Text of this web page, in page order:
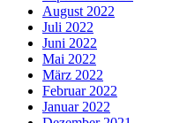
August 2022
Juli 2022
Juni 2022
Mai 2022
März 2022
Februar 2022
Januar 2022